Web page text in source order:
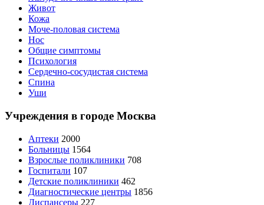
Живот
Кожа
Моче-половая система
Нос
Общие симптомы
Психология
Сердечно-сосудистая система
Спина
Уши
Учреждения в городе Москва
Аптеки 2000
Больницы 1564
Взрослые поликлиники 708
Госпитали 107
Детские поликлиники 462
Диагностические центры 1856
Диспансеры 227